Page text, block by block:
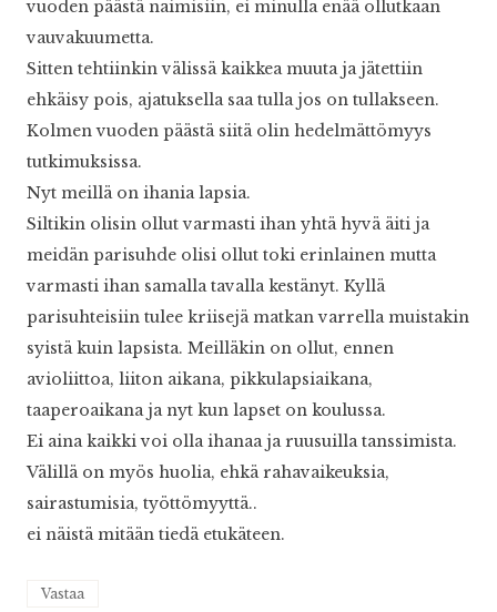
vuoden päästä naimisiin, ei minulla enää ollutkaan
vauvakuumetta.
Sitten tehtiinkin välissä kaikkea muuta ja jätettiin
ehkäisy pois, ajatuksella saa tulla jos on tullakseen.
Kolmen vuoden päästä siitä olin hedelmättömyys
tutkimuksissa.
Nyt meillä on ihania lapsia.
Siltikin olisin ollut varmasti ihan yhtä hyvä äiti ja
meidän parisuhde olisi ollut toki erinlainen mutta
varmasti ihan samalla tavalla kestänyt. Kyllä
parisuhteisiin tulee kriisejä matkan varrella muistakin
syistä kuin lapsista. Meilläkin on ollut, ennen
avioliittoa, liiton aikana, pikkulapsiaikana,
taaperoaikana ja nyt kun lapset on koulussa.
Ei aina kaikki voi olla ihanaa ja ruusuilla tanssimista.
Välillä on myös huolia, ehkä rahavaikeuksia,
sairastumisia, työttömyyttä..
ei näistä mitään tiedä etukäteen.
Vastaa